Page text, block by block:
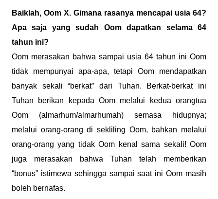
Baiklah, Oom X. Gimana rasanya mencapai usia 64?
Apa saja yang sudah Oom dapatkan selama 64
tahun ini?
Oom merasakan bahwa sampai usia 64 tahun ini Oom
tidak mempunyai apa-apa, tetapi Oom mendapatkan
banyak sekali “berkat” dari Tuhan. Berkat-berkat ini
Tuhan berikan kepada Oom melalui kedua orangtua
Oom (almarhum/almarhumah) semasa hidupnya;
melalui orang-orang di sekliling Oom, bahkan melalui
orang-orang yang tidak Oom kenal sama sekali! Oom
juga merasakan bahwa Tuhan telah memberikan
“bonus” istimewa sehingga sampai saat ini Oom masih
boleh bernafas.